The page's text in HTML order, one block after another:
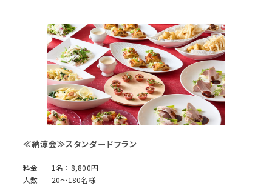
≪納涼会≫スタンダードプラン
料金
1名：8,800円
人数
20～180名様